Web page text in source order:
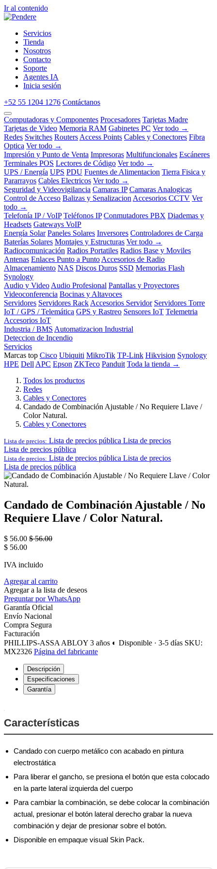
Ir al contenido
Servicios
Tienda
Nosotros
Contacto
Soporte
Agentes IA
Inicia sesión
+52 55 1204 1276 Contáctanos
Computadoras y Componentes Procesadores Tarjetas Madre
Tarjetas de Video Memoria RAM Gabinetes PC Ver todo →
Redes Switches Routers Access Points Cables y Conectores Fibra
Optica Ver todo →
Impresión y Punto de Venta Impresoras Multifuncionales Escáneres
Terminales POS Lectores de Código Ver todo →
UPS / Energía UPS PDU Fuentes de Alimentacion Tierra Fisica y
Pararrayos Cables Electricos Ver todo →
Seguridad y Videovigilancia Camaras IP Camaras Analogicas
Control de Acceso Balizas y Senalizacion Accesorios CCTV Ver
todo →
Telefonía IP / VoIP Teléfonos IP Conmutadores PBX Diademas y
Headsets Gateways VoIP
Energía Solar Paneles Solares Inversores Controladores de Carga
Baterías Solares Montajes y Estructuras Ver todo →
Radiocomunicación Radios Portatiles Radios Base y Moviles
Antenas Enlaces Punto a Punto Accesorios de Radio
Almacenamiento NAS Discos Duros SSD Memorias Flash
Synology
Audio y Video Audio Profesional Pantallas y Proyectores
Videoconferencia Bocinas y Altavoces
Servidores Servidores Rack Accesorios Servidor Servidores Torre
IoT / GPS / Telemática GPS y Rastreo Sensores IoT Telemetria
Accesorios IoT
Industria / BMS Automatizacion Industrial
Deteccion de Incendio
Servicios
Marcas top Cisco Ubiquiti MikroTik TP-Link Hikvision Synology
HPE Dell APC Epson ZKTeco Panduit Toda la tienda →
Todos los productos
Redes
Cables y Conectores
Candado de Combinación Ajustable / No Requiere Llave /
Color Natural.
Cables y Conectores
Lista de precios: Lista de precios pública Lista de precios
Lista de precios pública
Lista de precios: Lista de precios pública Lista de precios
Lista de precios pública
Candado de Combinación Ajustable / No
Requiere Llave / Color Natural.
$ 56.00 $56.00
$ 56.00
IVA incluido
Agregar al carrito
Agregar a la lista de deseos
Preguntar por WhatsApp
Garantía Oficial
Envío Nacional
Compra Segura
Facturación
PHILLIPS-ASSA ABLOY 3 años ◐ Disponible · 3-5 días SKU:
MX2326 Página del fabricante
Descripción
Especificaciones
Garantía
Características
Candado con cuerpo metálico con acabado en pintura
electrostática
Para liberar el gancho, se presiona el botón que esta colocado
en la parte lateral izquierda del cuerpo
Para cambiar la combinación, se debe colocar la combinación
actual, presionar el botón lateral derecho grabar la nueva
combinación y dejar de presionar sobre el botón.
Disponible en empaque visual Skin Pack.